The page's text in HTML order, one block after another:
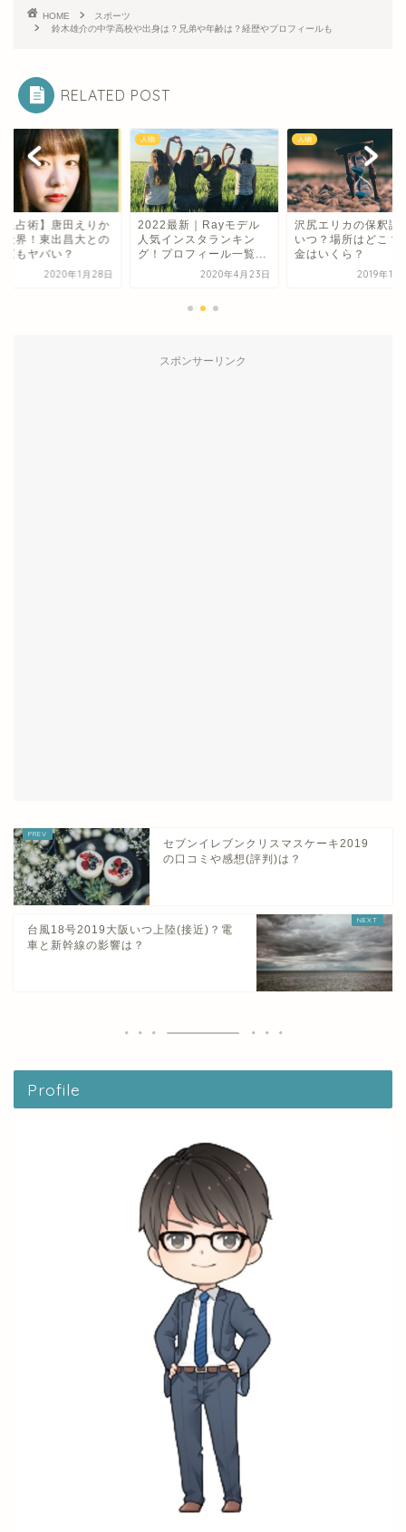
HOME
スポーツ
鈴木雄介の中学高校や出身は？兄弟や年齢は？経歴やプロフィールも
RELATED POST
星占術】唐田えりか
殺界！東出昌大との
運もヤバい？
2020年1月28日
人物
2022最新｜Rayモデル
人気インスタランキン
グ！プロフィール一覧...
2020年4月23日
人物
沢尻エリカの保釈謝
いつ？場所はどこ？
金はいくら？
2019年11
スポンサーリンク
セブンイレブンクリスマスケーキ2019
の口コミや感想(評判)は？
台風18号2019大阪いつ上陸(接近)？電
車と新幹線の影響は？
Profile